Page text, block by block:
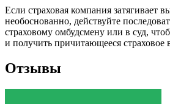
Если страховая компания затягивает
необоснованно, действуйте
страховому омбудсмену или в суд,
и получить причитающееся страховое
Отзывы